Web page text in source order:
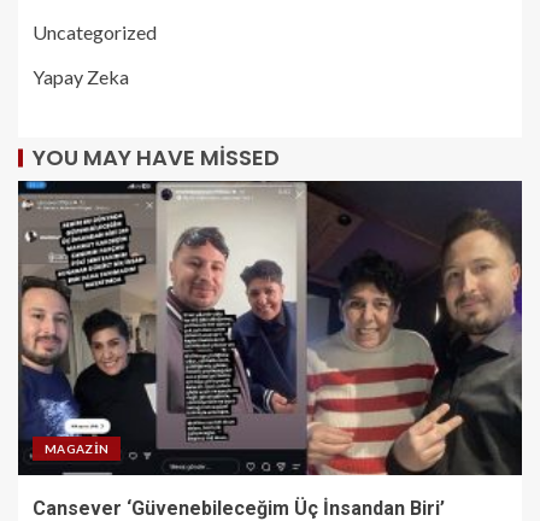
Uncategorized
Yapay Zeka
YOU MAY HAVE MISSED
MAGAZIN
Cansever ‘Güvenebileceğim Üç İnsandan Biri’